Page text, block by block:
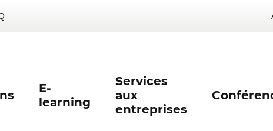
E-
learning
Services
aux
entreprises